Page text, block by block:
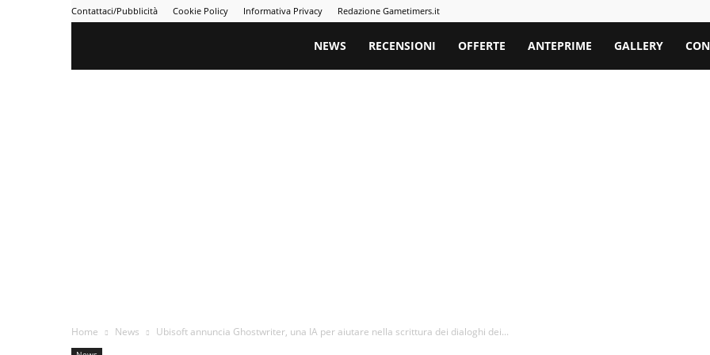
Contattaci/Pubblicità Cookie Policy Informativa Privacy Redazione Gametimers.it
Gametimers
NEWS RECENSIONI OFFERTE ANTEPRIME GALLERY
Home News Ubisoft annuncia Ghostwriter, una IA per aiutare nella scrittura dei dialoghi dei...